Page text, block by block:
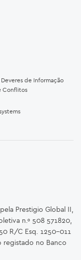
Deveres de Informação
Conflitos
Prestigio Global II,
n.º 508 571820,
R/C Esq. 1250-011
registado no Banco